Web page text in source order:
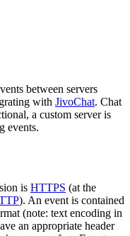
between servers
with JivoChat. Chat
a custom server is
events.
is HTTPS (at the
). An event is contained
(note: text encoding in
an appropriate header